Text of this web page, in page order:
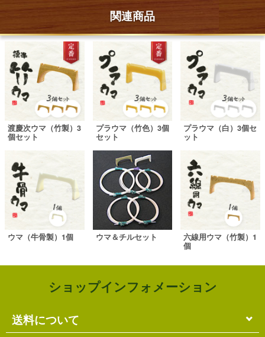
関連商品
渡慶次ウマ（竹製）3
個セット
プラウマ（竹色）3個
セット
プラウマ（白）3個セ
ット
ウマ（牛骨製）1個 ウマ＆チルセット
六線用ウマ（竹製）1
個
ショップインフォメーション
送料について